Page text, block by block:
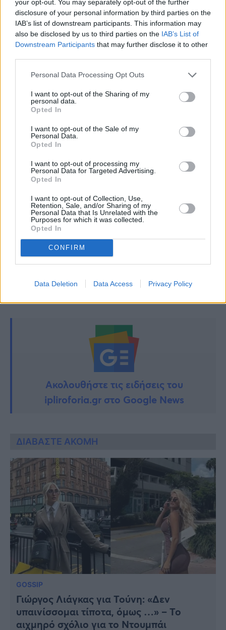
your opt-out. You may separately opt-out of the further
disclosure of your personal information by third parties on the
IAB’s list of downstream participants. This information may
also be disclosed by us to third parties on the IAB’s List of
Downstream Participants that may further disclose it to other
Personal Data Processing Opt Outs
I want to opt-out of the Sharing of my
personal data.
Opted In
I want to opt-out of the Sale of my
Personal Data.
Opted In
I want to opt-out of processing my
Personal Data for Targeted Advertising.
Opted In
I want to opt-out of Collection, Use,
Retention, Sale, and/or Sharing of my
Personal Data that Is Unrelated with the
Purposes for which it was collected.
Opted In
CONFIRM
Data Deletion Data Access Privacy Policy
Περισσότερες
Ελλάδα 2.0: Εγκαύματα έπαθαν 12
υγειονομικοί στο «Ελπίς» – Καθαρίστρια
ακρωτηριάστηκε στον Ευαγγελισμό
Πάπας Λέων ΙΔ’: Το γεύμα που μοιράστηκε με
τον Θανάση Βέγγο – Η άγνωστη ιστορία
Εορτολόγιο: Ποιοι γιορτάζουν σήμερα 9
Μαΐου – Ο προστάτης των οδηγών
TAGS:
ΔΑΝΑΗ ΜΠΑΡΚΑ
Ακολουθήστε τις ειδήσεις του
ipliroforia.gr στο Google News
ΔΙΑΒΑΣΤΕ ΑΚΟΜΗ
GOSSIP
Γιώργος Λιάγκας για Τούνη: «Δεν
υπαινίσσομαι τίποτα, όμως …» – Το
αιχμηρό σχόλιο για το Ντουμπάι